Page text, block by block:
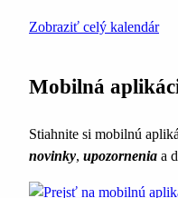
Zobraziť celý kalendár
Mobilná
Stiahnite si mobilnú
novinky, upozornenia a